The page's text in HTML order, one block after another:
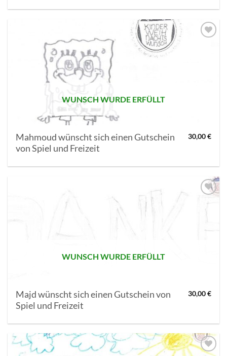
AUF MEINE
WUNSCH WURDE ERFÜLLT
Mahmoud wünscht sich einen Gutschein
von Spiel und Freizeit
30,00€
WUNSCH WURDE ERFÜLLT
Majd wünscht sich einen Gutschein von
Spiel und Freizeit
30,00€